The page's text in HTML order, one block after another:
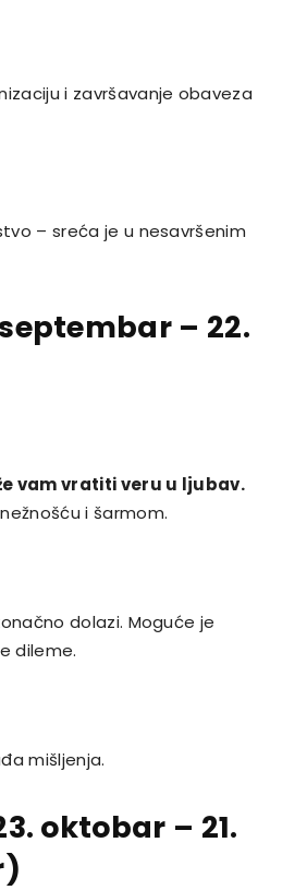
i završavanje obaveza
– sreća je u nesavršenim
– 22.
vam vratiti veru u ljubav.
i šarmom.
dolazi. Moguće je
dileme.
mišljenja.
oktobar – 21.